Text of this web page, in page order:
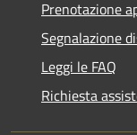
Prenotazione
Segnalazione
Leggi le FAQ
Richiesta